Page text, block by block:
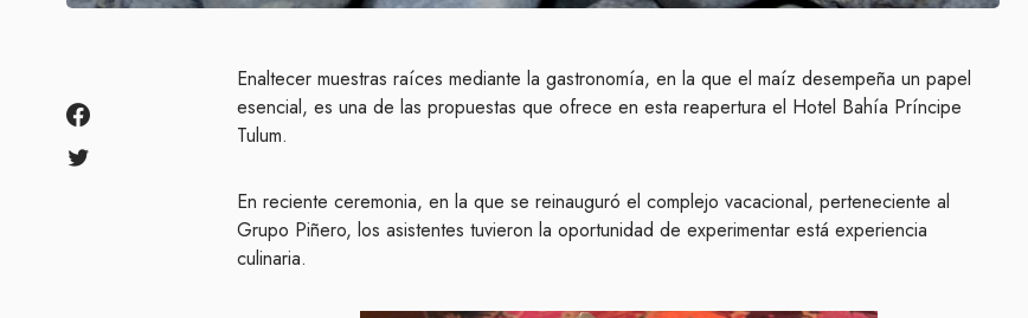
Enaltecer muestras raíces mediante la gastronomía, en la que el maíz desempeña un papel
esencial, es una de las propuestas que ofrece en esta reapertura el Hotel Bahía Príncipe
Tulum.
En reciente ceremonia, en la que se reinauguró el complejo vacacional, perteneciente al
Grupo Piñero, los asistentes tuvieron la oportunidad de experimentar está experiencia
culinaria.